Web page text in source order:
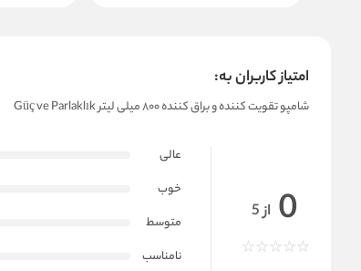
امتیاز کاربران به:
شامپو تقویت کننده و براق کننده ۸۰۰ میلی لیتر Güç ve Parlaklık
0 از 5
عالی
خوب
متوسط
نامناسب